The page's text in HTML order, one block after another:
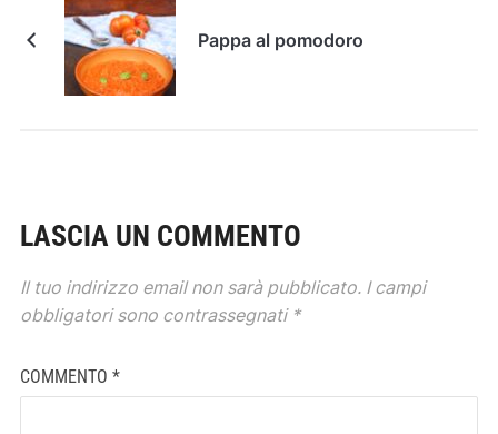
Pappa al pomodoro
LASCIA UN COMMENTO
Il tuo indirizzo email non sarà pubblicato. I campi
obbligatori sono contrassegnati *
COMMENTO *